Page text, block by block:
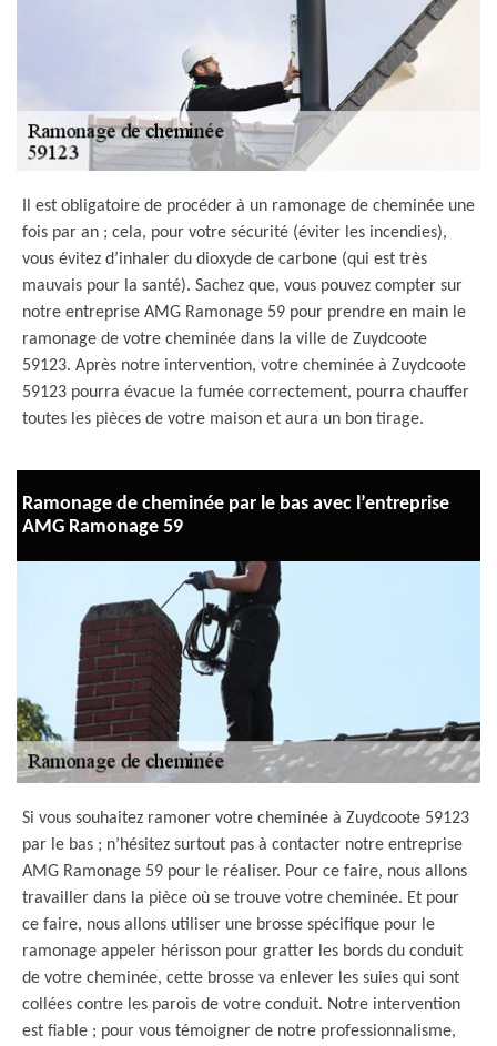
Il est obligatoire de procéder à un ramonage de cheminée une
fois par an ; cela, pour votre sécurité (éviter les incendies),
vous évitez d’inhaler du dioxyde de carbone (qui est très
mauvais pour la santé). Sachez que, vous pouvez compter sur
notre entreprise AMG Ramonage 59 pour prendre en main le
ramonage de votre cheminée dans la ville de Zuydcoote
59123. Après notre intervention, votre cheminée à Zuydcoote
59123 pourra évacue la fumée correctement, pourra chauffer
toutes les pièces de votre maison et aura un bon tirage.
Ramonage de cheminée par le bas avec l’entreprise
AMG Ramonage 59
Si vous souhaitez ramoner votre cheminée à Zuydcoote 59123
par le bas ; n’hésitez surtout pas à contacter notre entreprise
AMG Ramonage 59 pour le réaliser. Pour ce faire, nous allons
travailler dans la pièce où se trouve votre cheminée. Et pour
ce faire, nous allons utiliser une brosse spécifique pour le
ramonage appeler hérisson pour gratter les bords du conduit
de votre cheminée, cette brosse va enlever les suies qui sont
collées contre les parois de votre conduit. Notre intervention
est fiable ; pour vous témoigner de notre professionnalisme,